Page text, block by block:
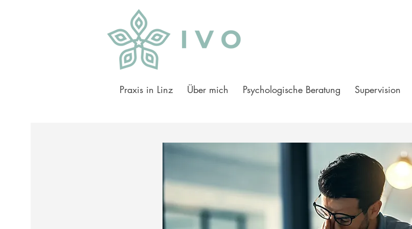
Praxis in Linz Über mich Psychologische Beratung Supervision